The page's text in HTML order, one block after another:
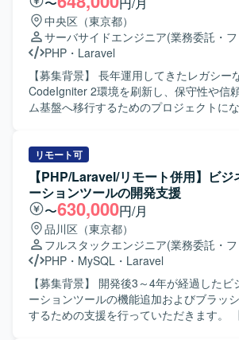
中央区（東京都）
サーバサイドエンジニア(業務委託・
PHP ・ Laravel
【募集背景】 長年運用してきたレガシー
CodeIgniter 2環境を刷新し、保守性や信
ム基盤へ移行するためのプロジェクトになりま
的移行またはリプレイスに向けた移行計
トします。次期フレームワークの選定支
れたフレームワークを用いた基盤設計お
ます。レガシーコードのリファクタリング
化の実装にも取り組んでいただきます。 【求める人物像】
レガシー環境のコード解析やリファクタリ
取り組める方を求めております。チームメ
に対話しながら活動し、知識共有やメンバ
心を持って伴走いただける方を歓迎いた
内容を分かりやすく言語化し、説明・提
しいです。 【ポジションの魅力】 レガシーなPHP環境から
リモート可
【PHP/Laravel/リモート併用】ビ
ーションツールの開発支援
〜630,000円/月
品川区（東京都）
フルスタックエンジニア(業務委託・
PHP ・ MySQL ・ Laravel
【募集背景】 開発後3～4年が経過した
ーションツールの機能追加およびブラッ
するための支援を行っていただきます。 【作業内容】 ビジ